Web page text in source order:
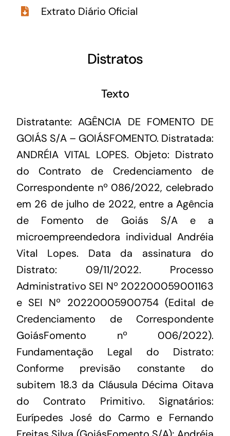
Extrato Diário Oficial
Distratos
Texto
Distratante: AGÊNCIA DE FOMENTO DE
GOIÁS S/A – GOIÁSFOMENTO. Distratada:
ANDRÉIA VITAL LOPES. Objeto: Distrato
do Contrato de Credenciamento de
Correspondente nº 086/2022, celebrado
em 26 de julho de 2022, entre a Agência
de Fomento de Goiás S/A e a
microempreendedora individual Andréia
Vital Lopes. Data da assinatura do
Distrato: 09/11/2022. Processo
Administrativo SEI Nº 202200059001163
e SEI Nº 20220005900754 (Edital de
Credenciamento de Correspondente
GoiásFomento nº 006/2022).
Fundamentação Legal do Distrato:
Conforme previsão constante do
subitem 18.3 da Cláusula Décima Oitava
do Contrato Primitivo. Signatários:
Eurípedes José do Carmo e Fernando